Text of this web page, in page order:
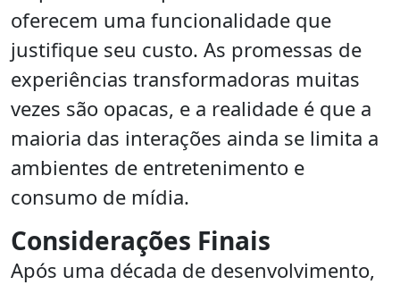
oferecem uma funcionalidade que
justifique seu custo. As promessas de
experiências transformadoras muitas
vezes são opacas, e a realidade é que a
maioria das interações ainda se limita a
ambientes de entretenimento e
consumo de mídia.
Considerações Finais
Após uma década de desenvolvimento,